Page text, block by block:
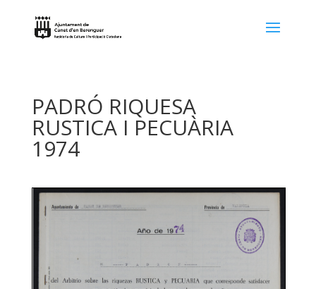
PADRÓ RIQUESA
RUSTICA I PECUÀRIA
1974